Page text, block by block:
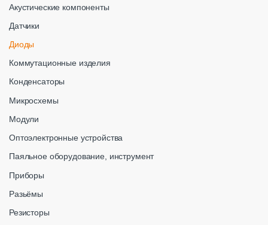
Акустические компоненты
Датчики
Диоды
Коммутационные изделия
Конденсаторы
Микросхемы
Модули
Оптоэлектронные устройства
Паяльное оборудование, инструмент
Приборы
Разьёмы
Резисторы